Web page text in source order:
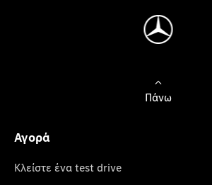
Πάνω
Αγορά
Κλείστε ένα test drive